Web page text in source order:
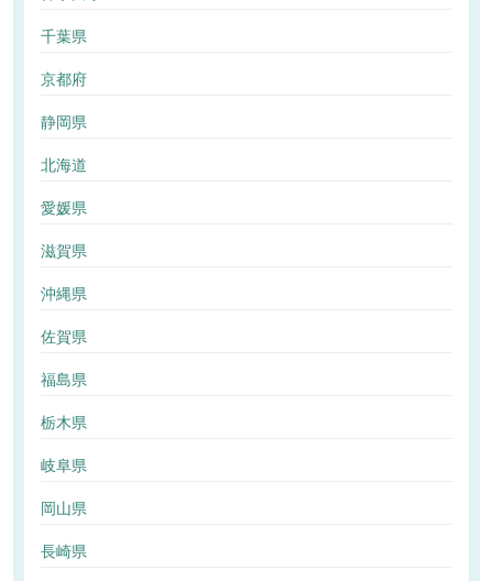
千葉県
京都府
静岡県
北海道
愛媛県
滋賀県
沖縄県
佐賀県
福島県
栃木県
岐阜県
岡山県
長崎県